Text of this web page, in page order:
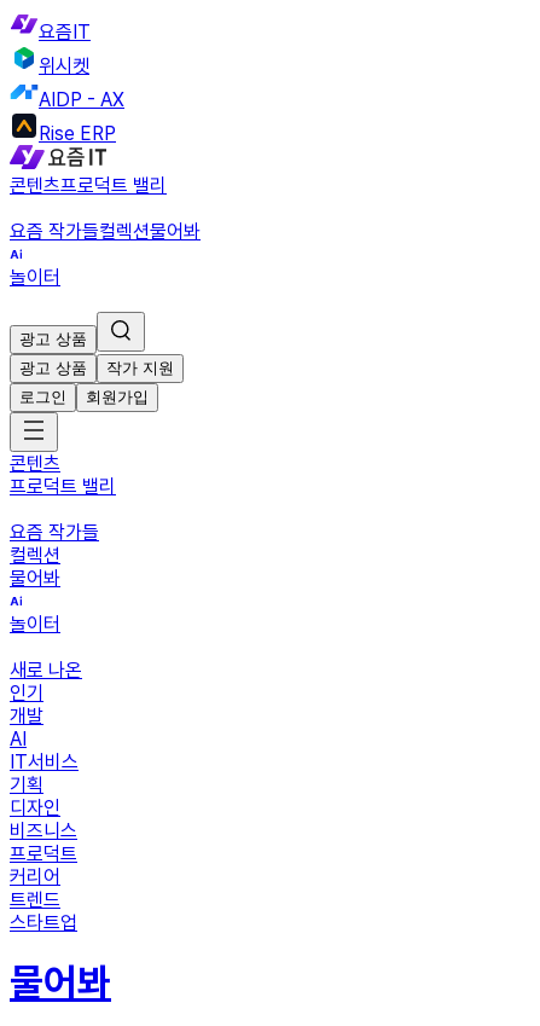
요즘IT
위시켓
AIDP - AX
Rise ERP
콘텐츠프로덕트 밸리
요즘 작가들컬렉션물어봐
놀이터
광고 상품
광고 상품
작가 지원
로그인
회원가입
콘텐츠
프로덕트 밸리
요즘 작가들
컬렉션
물어봐
놀이터
새로 나온
인기
개발
AI
IT서비스
기획
디자인
비즈니스
프로덕트
커리어
트렌드
스타트업
물어봐